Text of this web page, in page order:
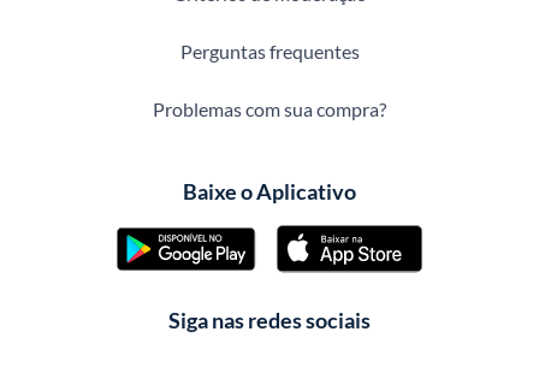
Perguntas frequentes
Problemas com sua compra?
Baixe o Aplicativo
Siga nas redes sociais